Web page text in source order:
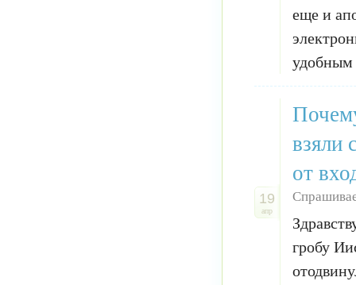
еще и
удобным
19
апр
взяли
от
гробу